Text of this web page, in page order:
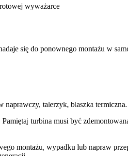
wyważarce
się do ponownego montażu w
naprawczy, talerzyk, blaszka termiczna.
turbina musi być
montażu, wypadku lub napraw